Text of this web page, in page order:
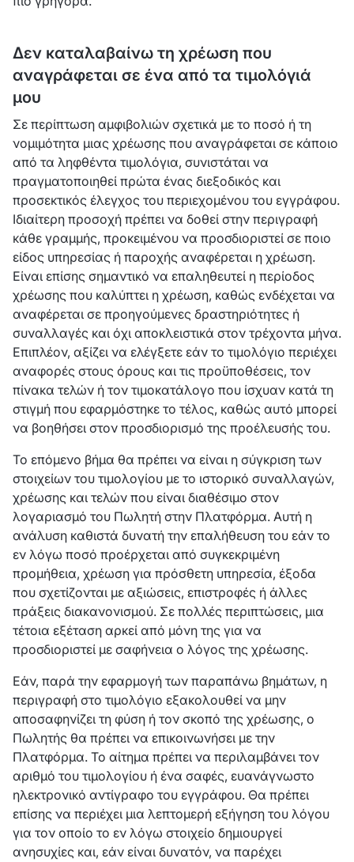
Δεν καταλαβαίνω τη χρέωση που
αναγράφεται σε ένα από τα τιμολόγιά
μου
Σε περίπτωση αμφιβολιών σχετικά με το ποσό ή τη
νομιμότητα μιας χρέωσης που αναγράφεται σε κάποιο
από τα ληφθέντα τιμολόγια, συνιστάται να
πραγματοποιηθεί πρώτα ένας διεξοδικός και
προσεκτικός έλεγχος του περιεχομένου του εγγράφου.
Ιδιαίτερη προσοχή πρέπει να δοθεί στην περιγραφή
κάθε γραμμής, προκειμένου να προσδιοριστεί σε ποιο
είδος υπηρεσίας ή παροχής αναφέρεται η χρέωση.
Είναι επίσης σημαντικό να επαληθευτεί η περίοδος
χρέωσης που καλύπτει η χρέωση, καθώς ενδέχεται να
αναφέρεται σε προηγούμενες δραστηριότητες ή
συναλλαγές και όχι αποκλειστικά στον τρέχοντα μήνα.
Επιπλέον, αξίζει να ελέγξετε εάν το τιμολόγιο περιέχει
αναφορές στους όρους και τις προϋποθέσεις, τον
πίνακα τελών ή τον τιμοκατάλογο που ίσχυαν κατά τη
στιγμή που εφαρμόστηκε το τέλος, καθώς αυτό μπορεί
να βοηθήσει στον προσδιορισμό της προέλευσής του.
Το επόμενο βήμα θα πρέπει να είναι η σύγκριση των
στοιχείων του τιμολογίου με το ιστορικό συναλλαγών,
χρέωσης και τελών που είναι διαθέσιμο στον
λογαριασμό του Πωλητή στην Πλατφόρμα. Αυτή η
ανάλυση καθιστά δυνατή την επαλήθευση του εάν το
εν λόγω ποσό προέρχεται από συγκεκριμένη
προμήθεια, χρέωση για πρόσθετη υπηρεσία, έξοδα
που σχετίζονται με αξιώσεις, επιστροφές ή άλλες
πράξεις διακανονισμού. Σε πολλές περιπτώσεις, μια
τέτοια εξέταση αρκεί από μόνη της για να
προσδιοριστεί με σαφήνεια ο λόγος της χρέωσης.
Εάν, παρά την εφαρμογή των παραπάνω βημάτων, η
περιγραφή στο τιμολόγιο εξακολουθεί να μην
αποσαφηνίζει τη φύση ή τον σκοπό της χρέωσης, ο
Πωλητής θα πρέπει να επικοινωνήσει με την
Πλατφόρμα. Το αίτημα πρέπει να περιλαμβάνει τον
αριθμό του τιμολογίου ή ένα σαφές, ευανάγνωστο
ηλεκτρονικό αντίγραφο του εγγράφου. Θα πρέπει
επίσης να περιέχει μια λεπτομερή εξήγηση του λόγου
για τον οποίο το εν λόγω στοιχείο δημιουργεί
ανησυχίες και, εάν είναι δυνατόν, να παρέχει